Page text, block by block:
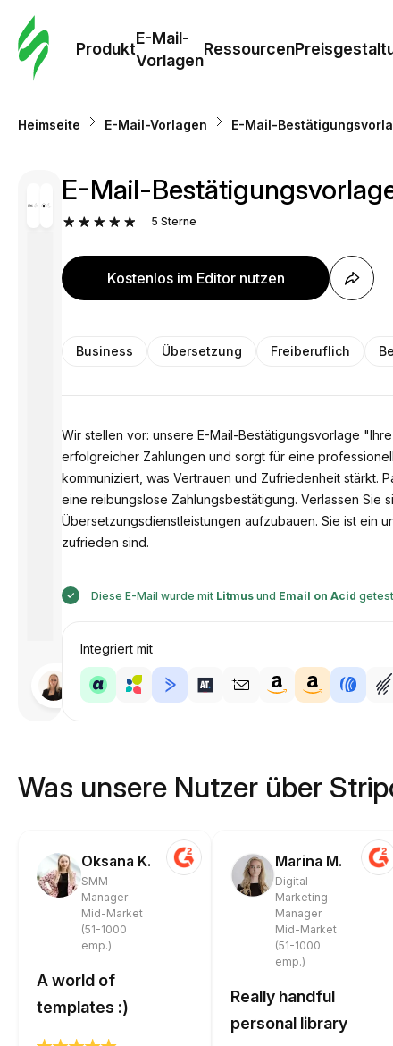
Produkt
E-Mail-
Vorlagen
Ressourcen
Heimseite E-Mail-Vorlagen E-Mail-
Entworfen
Anastasiia
E-Mail-
5 Sterne
Kostenlos im Editor nutzen
Business Übersetzung Freiberuflich
Wir stellen vor: unsere E-Mail-Bestätigungsvorlage
erfolgreicher Zahlungen und sorgt für eine
kommuniziert, was Vertrauen und Zufriedenheit stärkt.
eine reibungslose Zahlungsbestätigung. Verlassen Sie
Übersetzungsdienstleistungen aufzubauen. Sie ist ein
zufrieden sind.
Diese E-Mail wurde mit Litmus und Email on Acid
Integriert mit
Was unsere Nutzer über
Oksana K.
SMM
Manager
Mid-Market
(51-1000
emp.)
A world of
templates :)
Marina M.
Digital
Marketing
Manager
Mid-Market
(51-1000
emp.)
Really handful
personal library